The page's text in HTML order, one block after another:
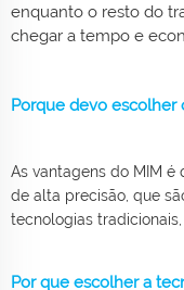
enquanto o resto do
chegar a tempo e
Porque devo escolher
As vantagens do MIM
de alta precisão, que
tecnologias
Por que escolher a